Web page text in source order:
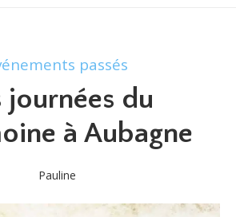
passés
journées du
à Aubagne
Pauline